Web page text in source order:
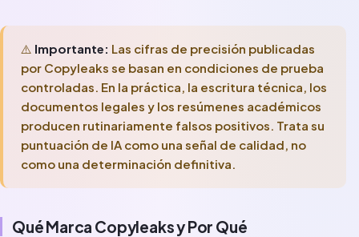
⚠️ Importante: Las cifras de precisión publicadas
por Copyleaks se basan en condiciones de prueba
controladas. En la práctica, la escritura técnica, los
documentos legales y los resúmenes académicos
producen rutinariamente falsos positivos. Trata su
puntuación de IA como una señal de calidad, no
como una determinación definitiva.
Qué Marca Copyleaks y Por Qué